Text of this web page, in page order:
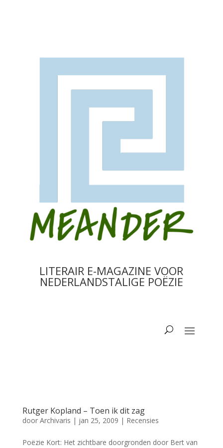
LITERAIR E-MAGAZINE VOOR
NEDERLANDSTALIGE POËZIE
Rutger Kopland – Toen ik dit zag
door Archivaris | jan 25, 2009 | Recensies
Poëzie Kort: Het zichtbare doorgronden door Bert van